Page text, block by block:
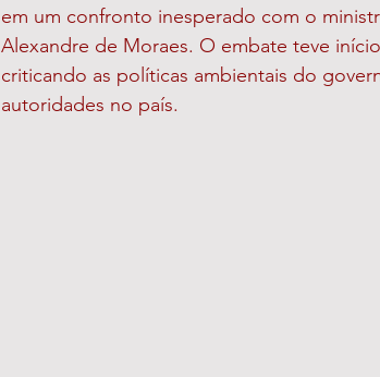
Obras Escolas Eleições
em um confronto inesperado com o
Alexandre de Moraes. O embate teve
criticando as políticas ambientais do
autoridades no país.